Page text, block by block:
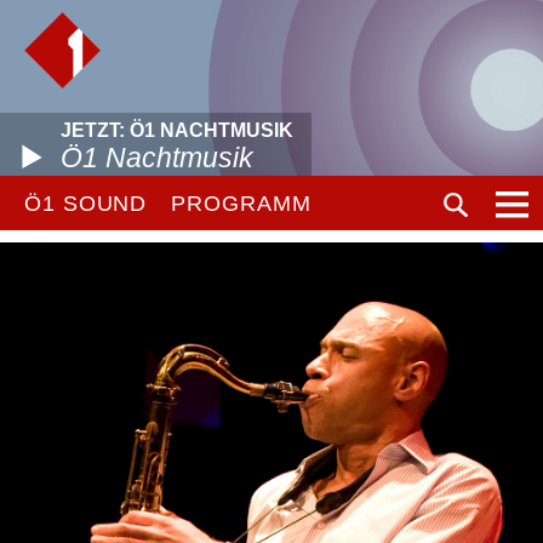
JETZT: Ö1 NACHTMUSIK
Ö1 Nachtmusik
Ö1 SOUND PROGRAMM